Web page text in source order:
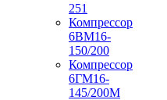
251
Компрессор
6ВМ16-
150/200
Компрессор
6ГМ16-
145/200М